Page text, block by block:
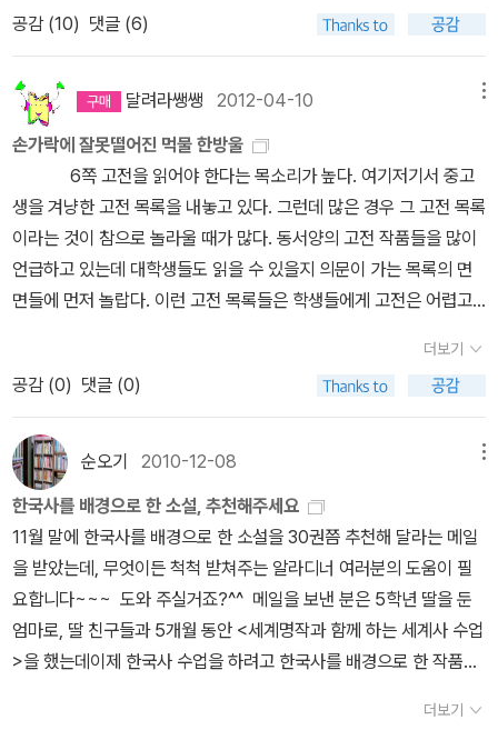
나타난 그들의 감정이 그렇게 말하고 있었다. 하지만 그들은 그들의
결과 보다는 사랑의 과정 하나하나가 중요했기 때문이다.우리가 제3
자의 시각으로 바라본 운영전은 분명 서로의 사랑을 이루지 못 한 가
슴 아픈 두 연인의 이야기였다. 하지만 조금만 시각을 바꿔 그들의 입
장에서 그들의 사랑을 다시 평가 해 본다면 그들의 사랑은 그 과정이
무엇보다 행복했기에 사랑의 결과가 어떻든 행복하다 평가할 수 있다
고 생각한다. 그러므로 나는 <운영전>이 사랑의 결실을 맺지 못한 비
극적인 사랑이야기라고 평가하기 보다는 <운영전>은 운영과 김진사
에서 죽음으로 연을 이어갈 수 밖에 없는데, 알고보니 둘은 이미 천상
에서도 소문난 커플이었단다.여러 편 궁서체로 표기되어 나오는 시들
이 주인공 운영과 그 벗들, 그리고 로미오 김진사의 성정을 드려냈을
법한테, 그 아름다움이 차마 다 표현되지 못한 느낌이라 안타깝다. 그
리고, 이 연인들의 소위 아름답다는 사랑이 그닥 와닿지도 않고, 월담
에 동침이 스스럼 없이 진행되는 것이 조금은 당황스럽다. 이 사랑의
걸림돌이 주인 안평대군이었다가 어느새 하인 특이로 바뀌는 것도 불
편하고, 그 사랑의 정당성은 어디에도 없어 보인다. 하지만, 사랑에 무
슨 이유나 정당성이 있을까. 그저 잘못 떨어진 먹물 한 방울에, 스치는
옷자락에 시작하는 것이 사랑인 것을.2011년 6월 개정판
공감 (10) 댓글 (6)
달려라쌩쌩 2012-04-10
손가락에 잘못떨어진 먹물 한방울
6쪽 고전을 읽어야 한다는 목소리가 높다. 여기저기서 중고
생을 겨냥한 고전 목록을 내놓고 있다. 그런데 많은 경우 그 고전 목록
이라는 것이 참으로 놀라울 때가 많다. 동서양의 고전 작품들을 많이
언급하고 있는데 대학생들도 읽을 수 있을지 의문이 가는 목록의 면
면들에 먼저 놀랍다. 이런 고전 목록들은 학생들에게 고전은 어렵고
쉬운것은 우리의 고전 작품이 전혀 언급되어 있지 않다는 점이다. 인
류의 정신사를 풍요럽게 수놓은 세계적인 고전 작품을 읽는 것은 배
우 중요하다. 그렇지만 그에 앞서서 우리의 정신사를 형성한 옛 선인
들의 작품을 제대로 읽는 것이 우리의 정체성을 확인하는 데는 더욱
필요한 일이다. (중략) 우리에게는 조상의 지혜와 낭만을 표현한 작품
들이 참으로 많다. 그러나 대부분의 작품이 한자로 쓰여 있어서 일반
인들이 접근하기 어렵고, 한글로 쓰였다고 하더라도 번역이 필요한
상태다. 그렇기 때문에 많은 사람들이 고전을 쉽게 읽고 즐기는데 어
려움이 있다. (중략)이에 우리는 중고등학생들이 우리의 아름다운 고
전 작품들을 혼자서도 충분히 감상하고 즐길 수 있도록 쉽고 충실하
게 번역해서 소개하는 작업이 매우 필요하다는 것을 절감했다. (중략)
셰익스피어의 작품들이 오늘날 세계인의 고전으로 자리잡게 된 것은
더보기
공감 (0) 댓글 (0)
순오기 2010-12-08
한국사를 배경으로 한 소설, 추천해주세요
11월 말에 한국사를 배경으로 한 소설을 30권쯤 추천해 달라는 메일
을 받았는데, 무엇이든 척척 받쳐주는 알라디너 여러분의 도움이 필
요합니다~~~ 도와 주실거죠?^^ 메일을 보낸 분은 5학년 딸을 둔
엄마로, 딸 친구들과 5개월 동안 <세계명작과 함께 하는 세계사 수업
>을 했는데이제 한국사 수업을 하려고 한국사를 배경으로 한 작품을
근대, 현대--이를테면, 어린이 삼국유사, 몽실언니 같은.. 한국사를 배
더보기